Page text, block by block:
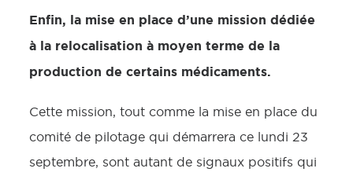
Enfin, la mise en place d’une mission dédiée
à la relocalisation à moyen terme de la
production de certains médicaments.
Cette mission, tout comme la mise en place du
comité de pilotage qui démarrera ce lundi 23
septembre, sont autant de signaux positifs qui